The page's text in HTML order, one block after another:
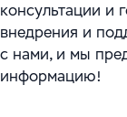
консультации и
внедрения и
с нами, и мы
информацию!